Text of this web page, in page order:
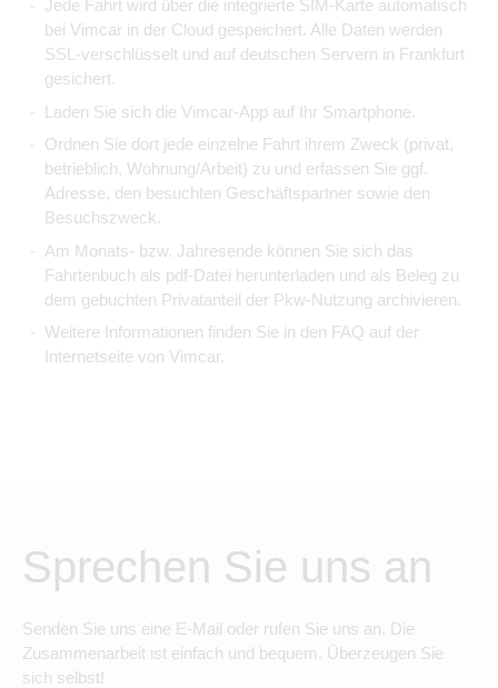
Jede Fahrt wird über die integrierte SIM-Karte automatisch
bei Vimcar in der Cloud gespeichert. Alle Daten werden
SSL-verschlüsselt und auf deutschen Servern in Frankfurt
gesichert.
Laden Sie sich die Vimcar-App auf Ihr Smartphone.
Ordnen Sie dort jede einzelne Fahrt ihrem Zweck (privat,
betrieblich, Wohnung/Arbeit) zu und erfassen Sie ggf.
Adresse, den besuchten Geschäftspartner sowie den
Besuchszweck.
Am Monats- bzw. Jahresende können Sie sich das
Fahrtenbuch als pdf-Datei herunterladen und als Beleg zu
dem gebuchten Privatanteil der Pkw-Nutzung archivieren.
Weitere Informationen finden Sie in den FAQ auf der
Internetseite von Vimcar.
Sprechen Sie uns an
Senden Sie uns eine E-Mail oder rufen Sie uns an. Die
Zusammenarbeit ist einfach und bequem. Überzeugen Sie
sich selbst!